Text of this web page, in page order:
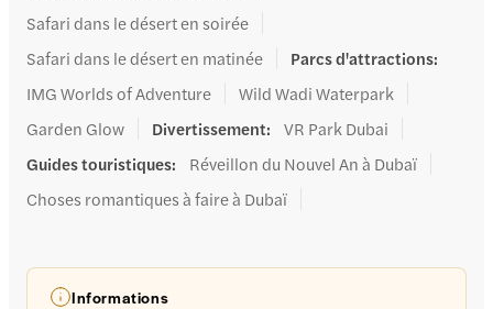
Safari dans le désert en soirée
Safari dans le désert en matinée
Parcs d'attractions:
IMG Worlds of Adventure
Wild Wadi Waterpark
Garden Glow
Divertissement:
VR Park Dubai
Guides touristiques:
Réveillon du Nouvel An à Dubaï
Choses romantiques à faire à Dubaï
Informations